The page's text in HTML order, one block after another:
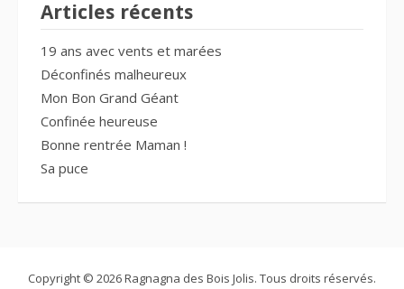
Articles récents
19 ans avec vents et marées
Déconfinés malheureux
Mon Bon Grand Géant
Confinée heureuse
Bonne rentrée Maman !
Sa puce
Copyright © 2026 Ragnagna des Bois Jolis. Tous droits réservés.